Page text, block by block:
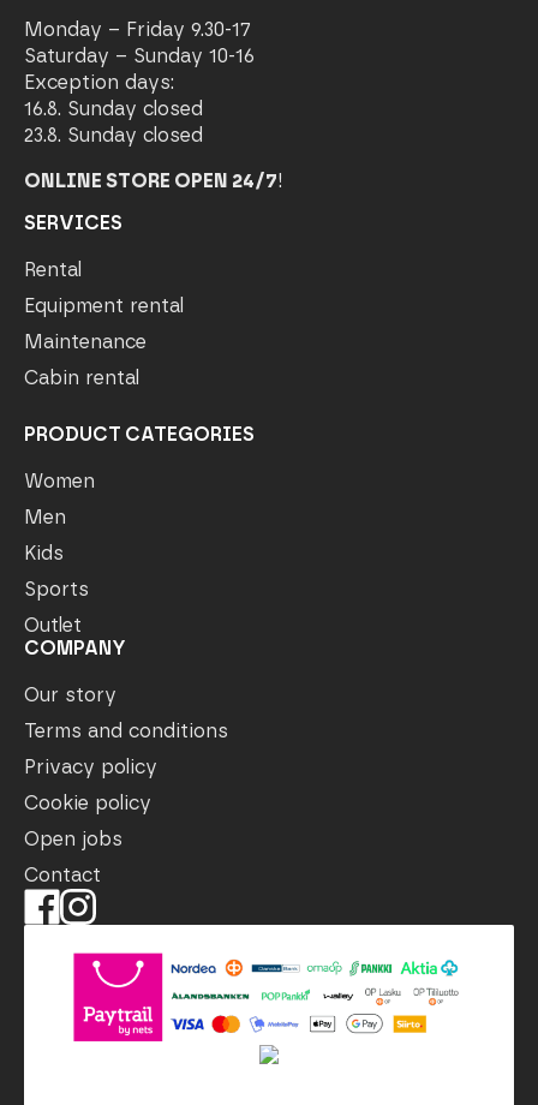
Monday – Friday 9.30-17
Saturday – Sunday 10-16
Exception days:
16.8. Sunday closed
23.8. Sunday closed
ONLINE STORE OPEN 24/7!
SERVICES
Rental
Equipment rental
Maintenance
Cabin rental
PRODUCT CATEGORIES
Women
Men
Kids
Sports
Outlet
COMPANY
Our story
Terms and conditions
Privacy policy
Cookie policy
Open jobs
Contact